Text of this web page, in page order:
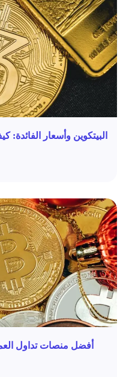
البيتكوين وأسعار الفائدة:
أفضل منصات تداول